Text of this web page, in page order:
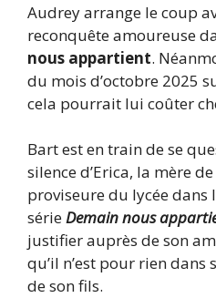
Audrey arrange le coup
reconquête amoureuse
nous appartient.
du mois d’octobre 2025
cela pourrait lui coûter
Bart est en train de se
silence d’Erica, la mère
proviseure du lycée dans
sérieDemain nous
justifier auprès de son
qu’il n’est pour rien dans
de son fils.